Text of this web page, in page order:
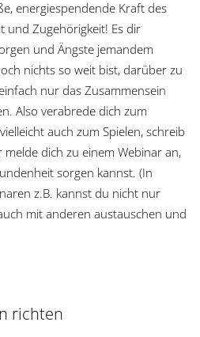
energiespendende Kraft des
und Zugehörigkeit! Es dir
und Ängste jemandem
nichts so weit bist, darüber zu
nur das Zusammensein
Also verabrede dich zum
auch zum Spielen, schreib
dich zu einem Webinar an,
sorgen kannst. (In
z.B. kannst du nicht nur
mit anderen austauschen und
richten